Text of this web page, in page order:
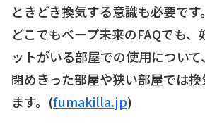
ときどき換気する意識も必要です。
どこでもベープ未来のFAQでも
ットがいる部屋での使用について
閉めきった部屋や狭い部屋では
ます。(fumakilla.jp)